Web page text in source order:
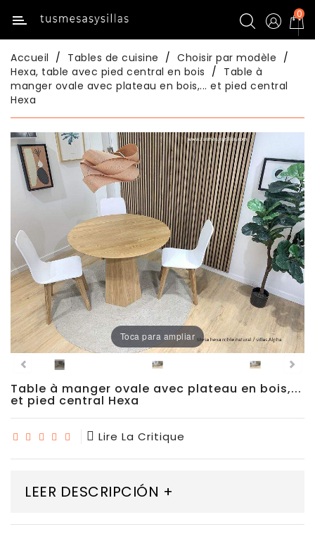
Catégorie
Inicio
Tables
De
Cuisine
Chaises
De
Cuisine
Tables
De
Salle
À
Manger
Chaises
De
Salle
À
Manger
Porcelaine
Stock
Tabourets
0
Accueil Tables de cuisine
Choisir par modèle
Hexa, table avec pied central en bois
Table à
manger ovale avec plateau en bois,... et pied central
Hexa
Toca para ampliar
Table à manger ovale avec plateau en bois,...
et pied central Hexa
Lire La Critique
LEER DESCRIPCIÓN +